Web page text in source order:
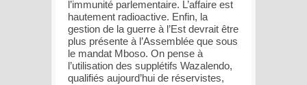
l’immunité parlementaire. L’affaire est
hautement radioactive. Enfin, la
gestion de la guerre à l’Est devrait être
plus présente à l’Assemblée que sous
le mandat Mboso. On pense à
l’utilisation des supplétifs Wazalendo,
qualifiés aujourd’hui de réservistes,